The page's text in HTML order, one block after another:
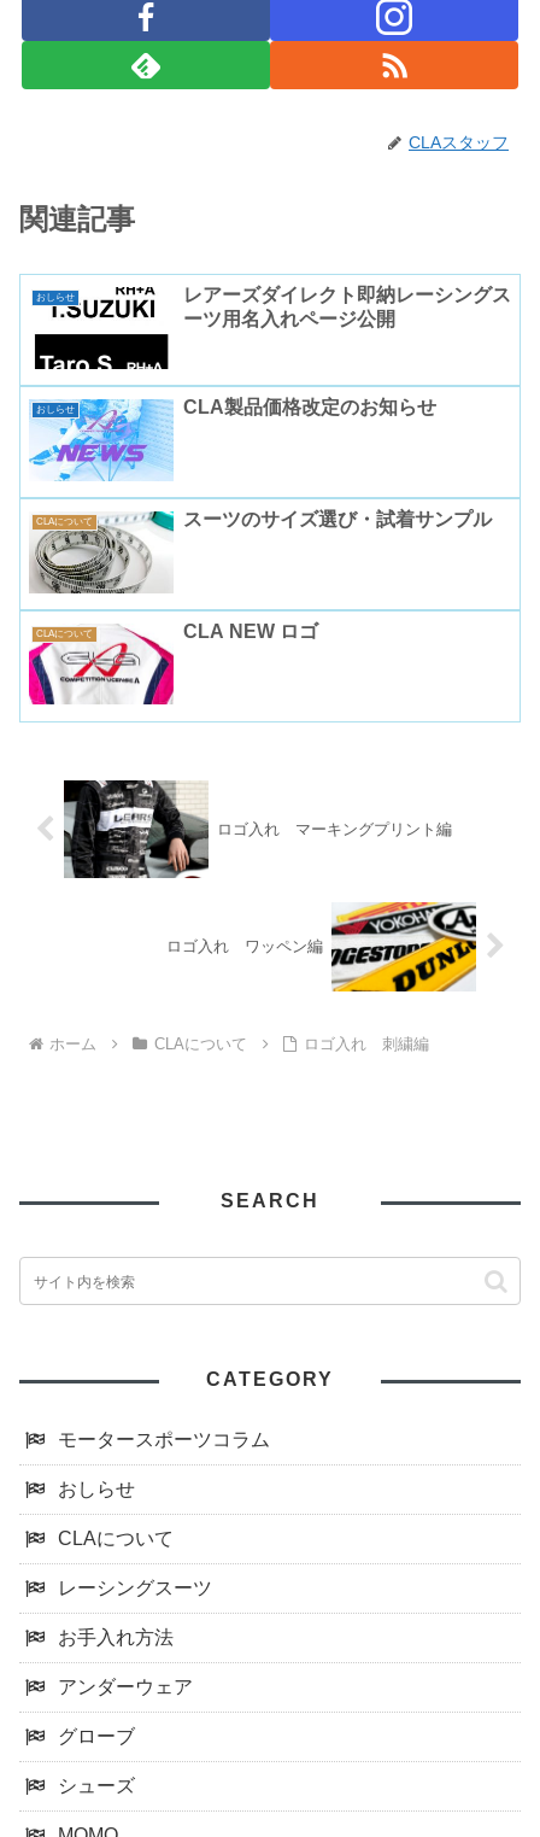
CLAスタッフ
関連記事
おしらせ
レアーズダイレクト即納レーシングス
ーツ用名入れページ公開
おしらせ CLA製品価格改定のお知らせ
CLAについて スーツのサイズ選び・試着サンプル
CLAについて CLA NEW ロゴ
ロゴ入れ マーキングプリント編
ロゴ入れ ワッペン編
ホーム CLAについて ロゴ入れ 刺繍編
SEARCH
CATEGORY
モータースポーツコラム
おしらせ
CLAについて
レーシングスーツ
お手入れ方法
アンダーウェア
グローブ
シューズ